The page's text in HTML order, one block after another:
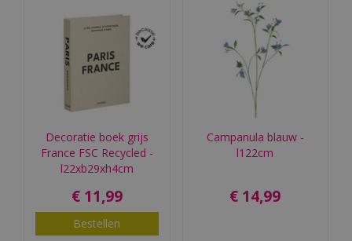
Decoratie boek grijs
France FSC Recycled -
l22xb29xh4cm
€ 11,99
Bestellen
Campanula blauw -
l122cm
€ 14,99